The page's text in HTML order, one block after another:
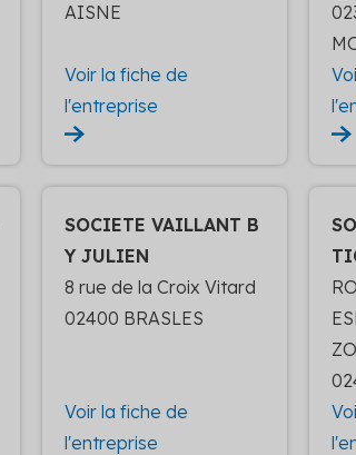
AISNE
Voir la fiche de
l'entreprise
SOCIETE VAILLANT B
Y JULIEN
8 rue de la Croix Vitard
02400 BRASLES
Voir la fiche de
l'entreprise